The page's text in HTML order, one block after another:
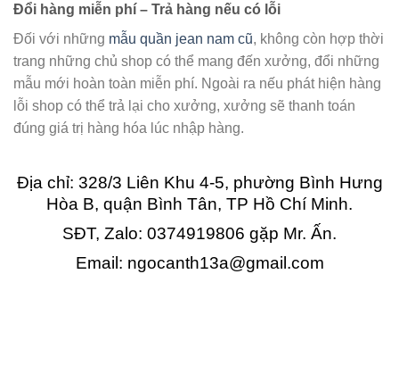
Đổi hàng miễn phí – Trả hàng nếu có lỗi
Đối với những mẫu quần jean nam cũ, không còn hợp thời
trang những chủ shop có thể mang đến xưởng, đổi những
mẫu mới hoàn toàn miễn phí. Ngoài ra nếu phát hiện hàng
lỗi shop có thể trả lại cho xưởng, xưởng sẽ thanh toán
đúng giá trị hàng hóa lúc nhập hàng.
Địa chỉ: 328/3 Liên Khu 4-5, phường Bình Hưng
Hòa B, quận Bình Tân, TP Hồ Chí Minh.
SĐT, Zalo: 0374919806 gặp Mr. Ấn.
Email: ngocanth13a@gmail.com